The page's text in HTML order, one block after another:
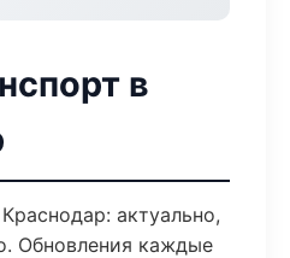
в
актуально,
Обновления каждые